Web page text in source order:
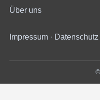
Über uns
Impressum · Datenschutz